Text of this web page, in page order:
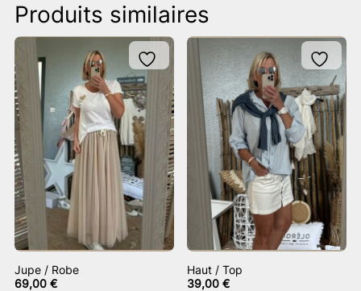
Produits similaires
Jupe / Robe
69,00 €
Haut / Top
39,00€